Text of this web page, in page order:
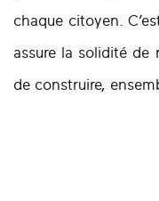
chaque citoyen.
assure la solidité de
de construire,